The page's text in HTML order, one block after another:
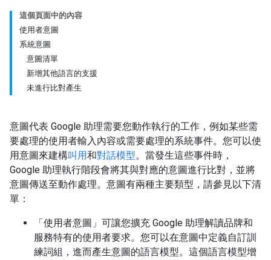
這個頁面中的內容
使用者意圖
系統意圖
意圖清單
新增其他語言的支援
未進行比對產生
意圖代表 Google 助理需要您動作執行的工作，例如某些需
要處理的使用者輸入內容或需要處理的系統事件。您可以使
用意圖來建構叫用和對話模型。當發生這些事件時，
Google 助理執行階段會將其與對應的意圖進行比對，並將
意圖傳送至動作處理。意圖有兩種主要類型，請參見以下清
單：
「使用者意圖」 可讓您擴充 Google 助理解讀品牌和
服務特有的使用者要求。您可以在意圖中定義自訂訓
練詞組，進而產生意圖的語言模型。這個語言模型增